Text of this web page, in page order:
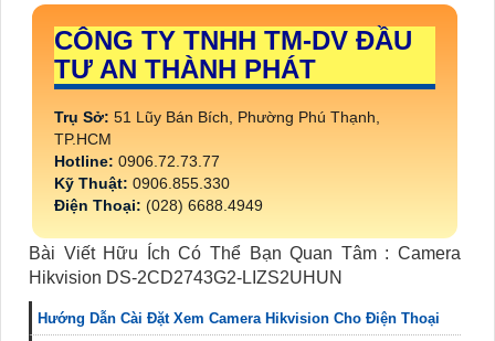
CÔNG TY TNHH TM-DV ĐẦU
TƯ AN THÀNH PHÁT
Trụ Sở: 51 Lũy Bán Bích, Phường Phú Thạnh,
TP.HCM
Hotline: 0906.72.73.77
Kỹ Thuật: 0906.855.330
Điện Thoại: (028) 6688.4949
Bài Viết Hữu Ích Có Thể Bạn Quan Tâm : Camera
Hikvision DS-2CD2743G2-LIZS2UHUN
Hướng Dẫn Cài Đặt Xem Camera Hikvision Cho Điện Thoại